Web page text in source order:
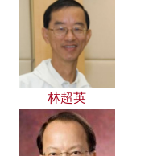
林超英